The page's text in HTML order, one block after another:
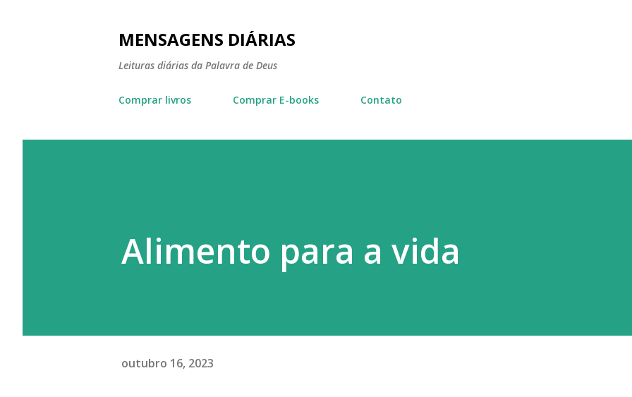
MENSAGENS DIÁRIAS
Leituras diárias da Palavra de Deus
Comprar livros Comprar E-books Contato
Alimento para a vida
outubro 16, 2023